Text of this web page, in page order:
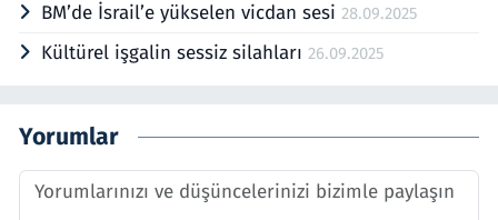
BM’de İsrail’e yükselen vicdan sesi 28.09.2025
Kültürel işgalin sessiz silahları 26.09.2025
Yorumlar